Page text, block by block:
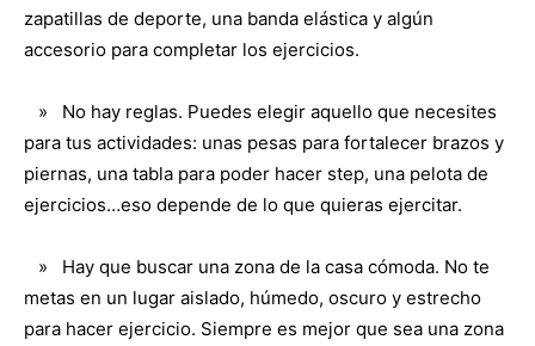
zapatillas de deporte, una banda elástica y algún
accesorio para completar los ejercicios.
» No hay reglas. Puedes elegir aquello que necesites
para tus actividades: unas pesas para fortalecer brazos y
piernas, una tabla para poder hacer step, una pelota de
ejercicios…eso depende de lo que quieras ejercitar.
» Hay que buscar una zona de la casa cómoda. No te
metas en un lugar aislado, húmedo, oscuro y estrecho
para hacer ejercicio. Siempre es mejor que sea una zona